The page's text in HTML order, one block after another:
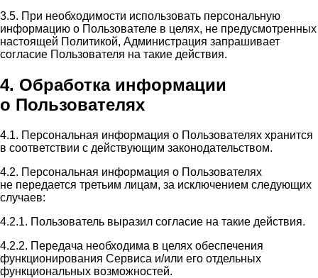
3.5. При необходимости использовать персональную
информацию о Пользователе в целях, не предусмотренных
настоящей Политикой, Администрация запрашивает
согласие Пользователя на такие действия.
4. Обработка информации
о Пользователях
4.1. Персональная информация о Пользователях хранится
в соответствии с действующим законодательством.
4.2. Персональная информация о Пользователях
не передается третьим лицам, за исключением следующих
случаев:
4.2.1. Пользователь выразил согласие на такие действия.
4.2.2. Передача необходима в целях обеспечения
функционирования Сервиса и/или его отдельных
функциональных возможностей.